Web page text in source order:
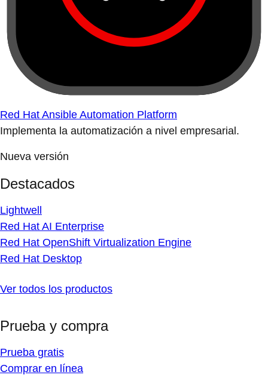
Red Hat Ansible Automation Platform
Implementa la automatización a nivel empresarial.
Nueva versión
Destacados
Lightwell
Red Hat AI Enterprise
Red Hat OpenShift Virtualization Engine
Red Hat Desktop
Ver todos los productos
Prueba y compra
Prueba gratis
Comprar en línea